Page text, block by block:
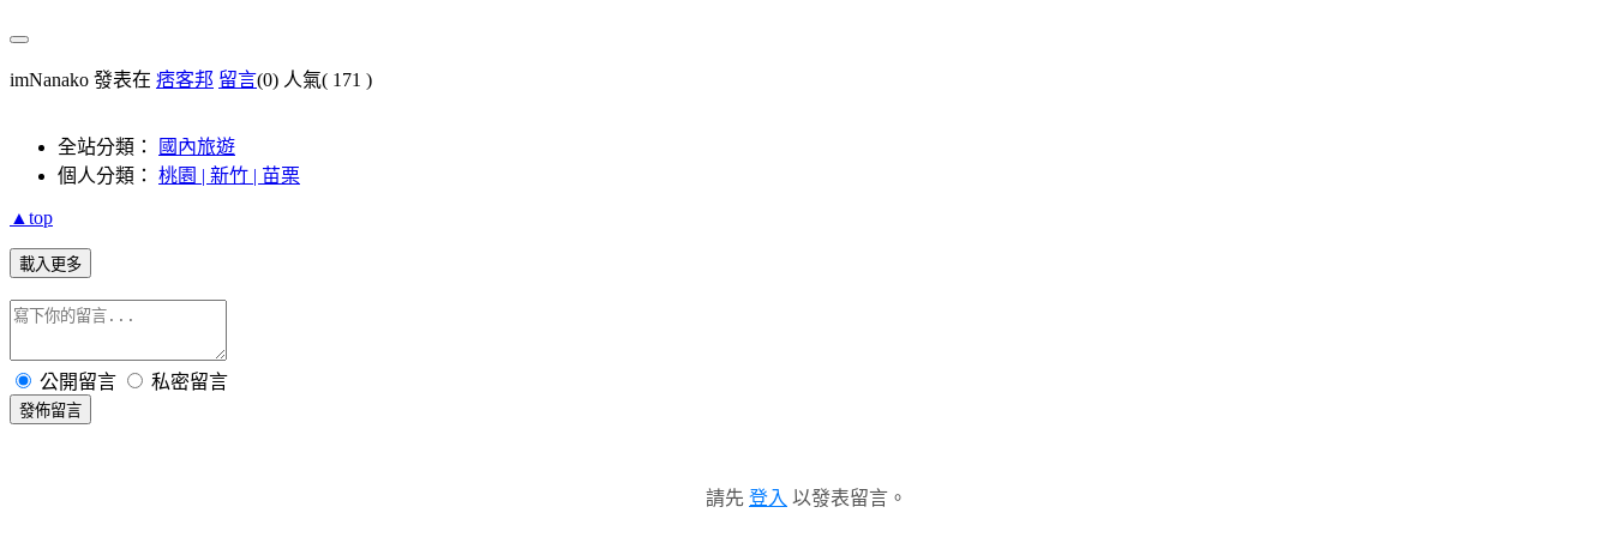
imNanako 發表在 痞客邦 留言(0) 人氣( 171 )
全站分類：
國內旅遊
個人分類： 桃園 | 新竹 | 苗栗
▲top
載入更多
公開留言 私密留言
發佈留言
請先 登入 以發表留言。